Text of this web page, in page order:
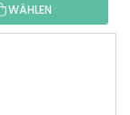
WÄHLEN